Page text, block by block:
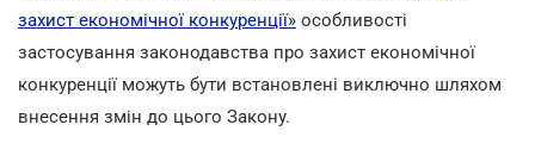
захист економічної конкуренції» особливості
застосування законодавства про захист економічної
конкуренції можуть бути встановлені виключно шляхом
внесення змін до цього Закону.